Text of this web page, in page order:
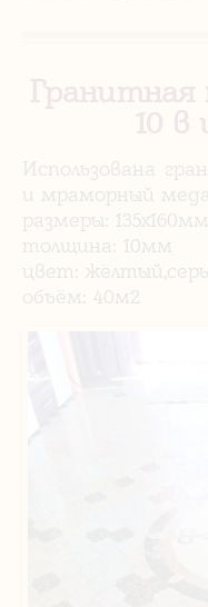
Использована
и мраморный
размеры: 135х160мм
толщина: 10мм
цвет:
объём: 40м2